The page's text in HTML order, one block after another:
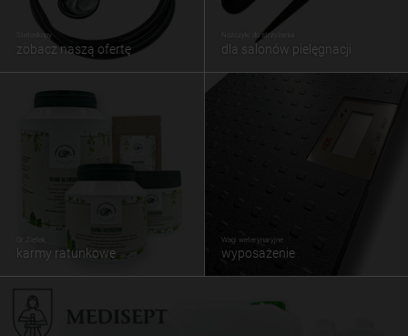
Stetoskopy
zobacz naszą ofertę
Nożczyki do strzyżenia
dla salonów pielęgnacji
Dr Ziętek
karmy ratunkowe
Wagi weterynaryjne
wyposażenie